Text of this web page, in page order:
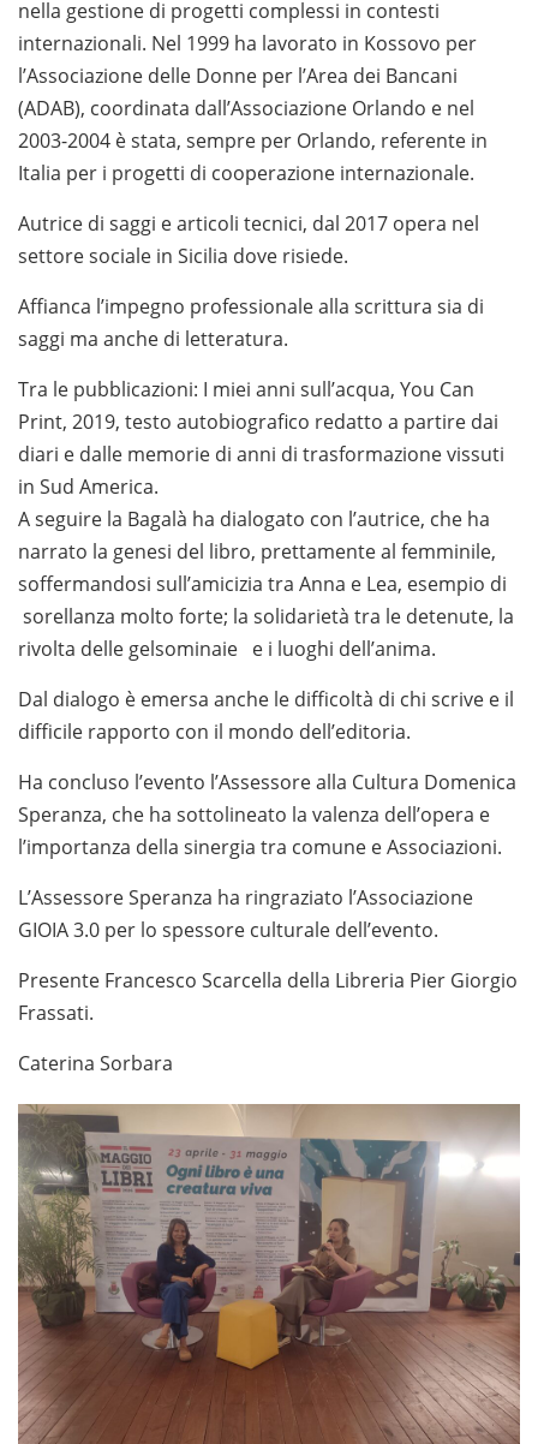
nella gestione di progetti complessi in contesti
internazionali. Nel 1999 ha lavorato in Kossovo per
l’Associazione delle Donne per l’Area dei Bancani
(ADAB), coordinata dall’Associazione Orlando e nel
2003-2004 è stata, sempre per Orlando, referente in
Italia per i progetti di cooperazione internazionale.
Autrice di saggi e articoli tecnici, dal 2017 opera nel
settore sociale in Sicilia dove risiede.
Affianca l’impegno professionale alla scrittura sia di
saggi ma anche di letteratura.
Tra le pubblicazioni: I miei anni sull’acqua, You Can
Print, 2019, testo autobiografico redatto a partire dai
diari e dalle memorie di anni di trasformazione vissuti
in Sud America.
A seguire la Bagalà ha dialogato con l’autrice, che ha
narrato la genesi del libro, prettamente al femminile,
soffermandosi sull’amicizia tra Anna e Lea, esempio di
sorellanza molto forte; la solidarietà tra le detenute, la
rivolta delle gelsominaie e i luoghi dell’anima.
Dal dialogo è emersa anche le difficoltà di chi scrive e il
difficile rapporto con il mondo dell’editoria.
Ha concluso l’evento l’Assessore alla Cultura Domenica
Speranza, che ha sottolineato la valenza dell’opera e
l’importanza della sinergia tra comune e Associazioni.
L’Assessore Speranza ha ringraziato l’Associazione
GIOIA 3.0 per lo spessore culturale dell’evento.
Presente Francesco Scarcella della Libreria Pier Giorgio
Frassati.
Caterina Sorbara